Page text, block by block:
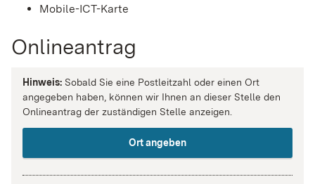
Mobile-ICT-Karte
Onlineantrag
Hinweis: Sobald Sie eine Postleitzahl oder einen Ort
angegeben haben, können wir Ihnen an dieser Stelle den
Onlineantrag der zuständigen Stelle anzeigen.
Ort angeben